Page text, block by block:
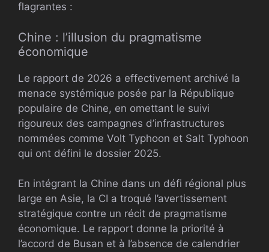
flagrantes :
Chine : l’illusion du pragmatisme
économique
Le rapport de 2026 a effectivement archivé la
menace systémique posée par la République
populaire de Chine, en omettant le suivi
rigoureux des campagnes d’infrastructures
nommées comme Volt Typhoon et Salt Typhoon
qui ont défini le dossier 2025.
En intégrant la Chine dans un défi régional plus
large en Asie, la CI a troqué l’avertissement
stratégique contre un récit de pragmatisme
économique. Le rapport donne la priorité à
l’accord de Busan et à l’absence de calendrier